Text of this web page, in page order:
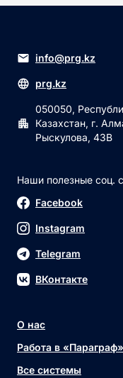
info@prg.kz
prg.kz
050050,
Казахстан, г.
Рыскулова, 43В
Наши полезные соц.
Facebook
Instagram
Telegram
ВКонтакте
О нас
Работа в «Параграф»
Все системы